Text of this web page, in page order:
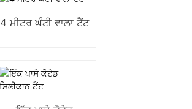
4 ਮੀਟਰ ਘੰਟੀ ਵਾਲਾ ਟੈਂਟ